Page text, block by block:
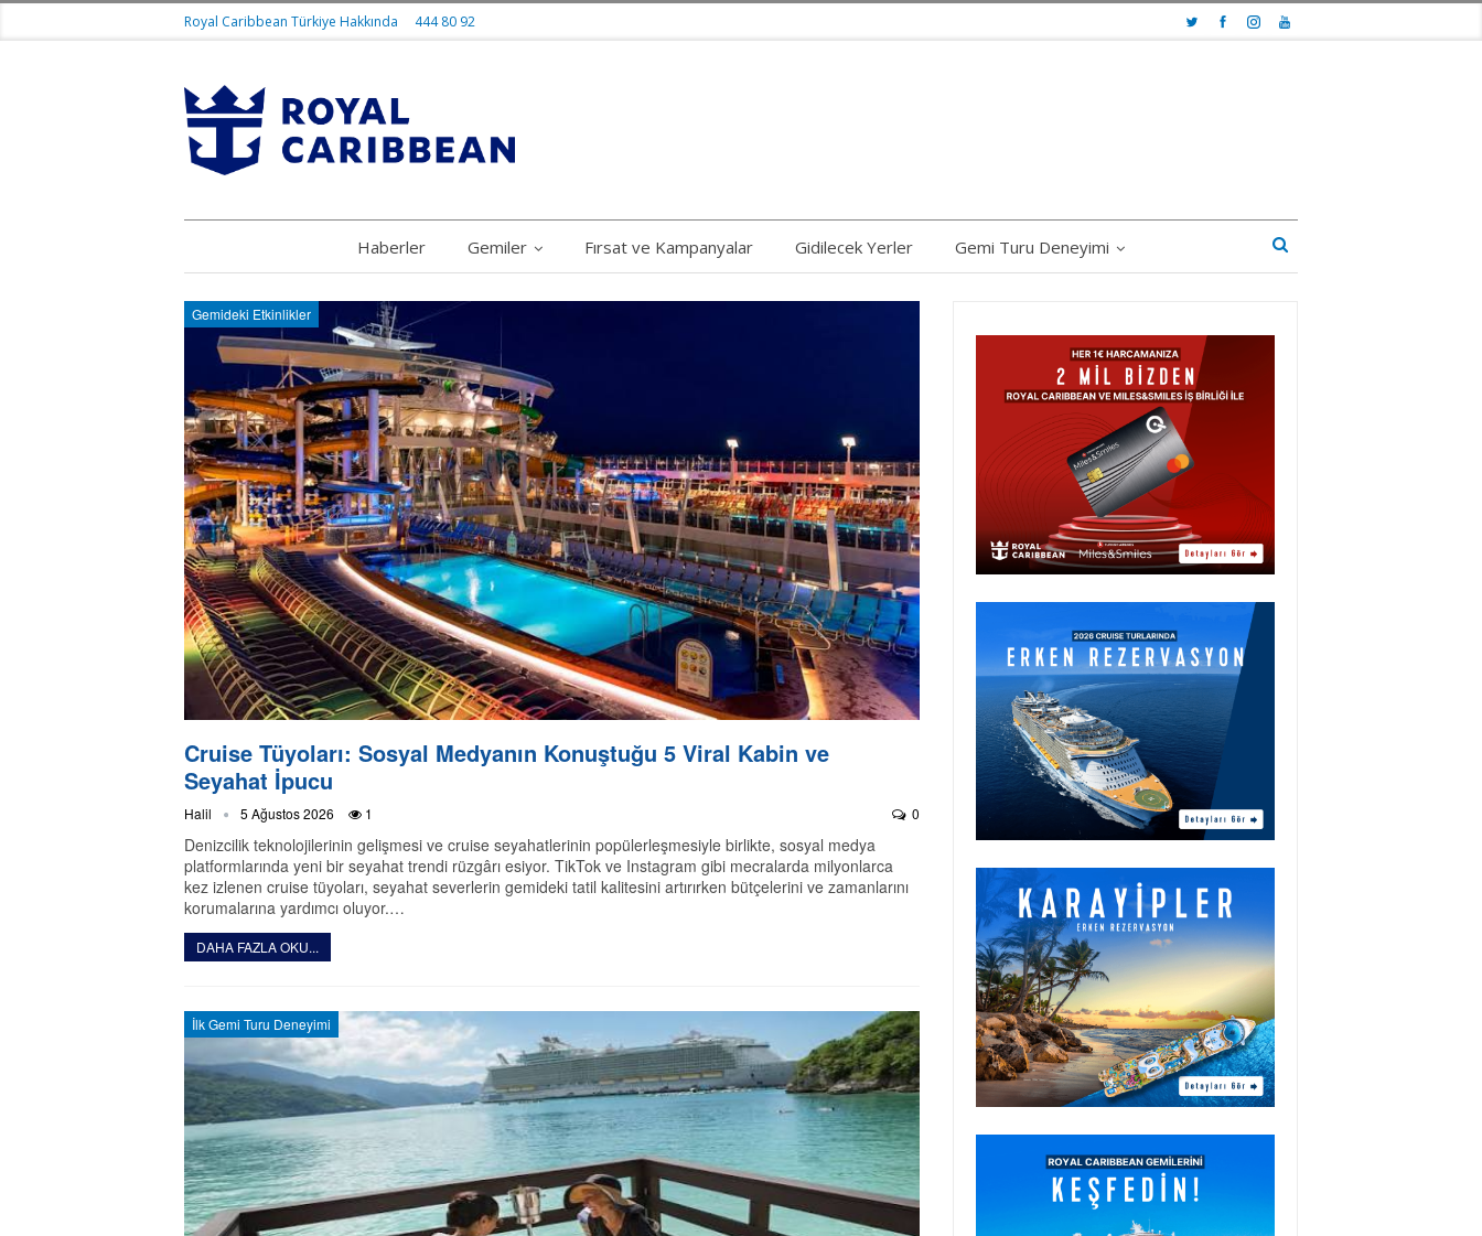
Royal Caribbean Türkiye Hakkında 444 80 92
Haberler Gemiler Fırsat ve Kampanyalar Gidilecek Yerler Gemi Turu Deneyimi
Gemideki Etkinlikler
Cruise Tüyoları: Sosyal Medyanın Konuştuğu 5 Viral Kabin ve
Seyahat İpucu
Halil 5 Ağustos 2026 1 0
Denizcilik teknolojilerinin gelişmesi ve cruise seyahatlerinin popülerleşmesiyle birlikte, sosyal medya
platformlarında yeni bir seyahat trendi rüzgârı esiyor. TikTok ve Instagram gibi mecralarda milyonlarca
kez izlenen cruise tüyoları, seyahat severlerin gemideki tatil kalitesini artırırken bütçelerini ve zamanlarını
korumalarına yardımcı oluyor.…
DAHA FAZLA OKU...
İlk Gemi Turu Deneyimi